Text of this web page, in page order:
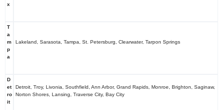
x
T
a
m
p
a
Lakeland, Sarasota, Tampa, St. Petersburg, Clearwater, Tarpon Springs
D
et
ro
it
Detroit, Troy, Livonia, Southfield, Ann Arbor, Grand Rapids, Monroe, Brighton, Saginaw,
Norton Shores, Lansing, Traverse City, Bay City